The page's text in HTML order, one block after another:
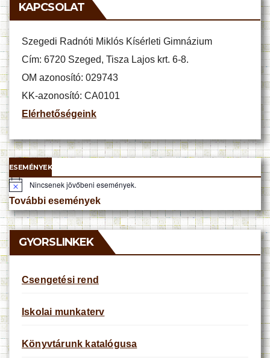
KAPCSOLAT
Szegedi Radnóti Miklós Kísérleti Gimnázium
Cím: 6720 Szeged, Tisza Lajos krt. 6-8.
OM azonosító: 029743
KK-azonosító: CA0101
Elérhetőségeink
ESEMÉNYEK
N
o
t
i
c
Nincsenek jövőbeni események.
További események
GYORSLINKEK
Csengetési rend
Iskolai munkaterv
Könyvtárunk katalógusa